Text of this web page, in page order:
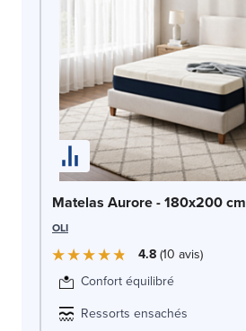
Matelas Aurore - 180x200 cm
OLI
4.8 10 avis
Confort équilibré
Ressorts ensachés